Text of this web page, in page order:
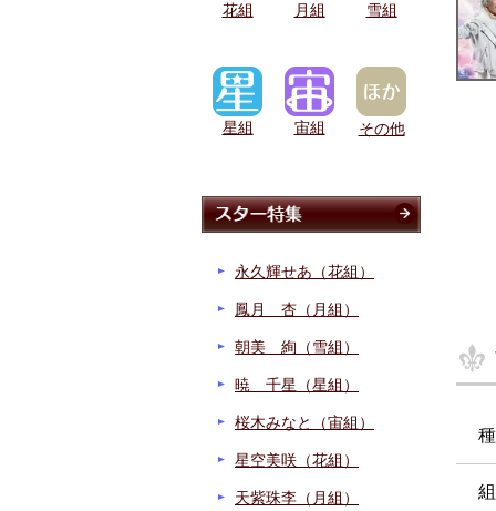
組
花組 月組 雪組
星組 宙組 その他
永久輝せあ（花組）
鳳月 杏（月組）
朝美 絢（雪組）
暁 千星（星組）
桜木みなと（宙組）
星空美咲（花組）
天紫珠李（月組）